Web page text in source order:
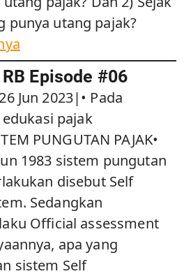
punya utang pajak?
Episode #06
Jun 2023|• Pada
pajak
PUNGUTAN PAJAK•
1983 sistem pungutan
disebut Self
Sedangkan
Official assessment
apa yang
sistem Self